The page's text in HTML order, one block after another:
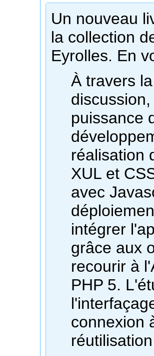
Un nouveau
la collection
Eyrolles. En
À travers
puissance
réalisation
XUL et
avec
intégrer
grâce aux
recourir à
PHP 5.
connexion